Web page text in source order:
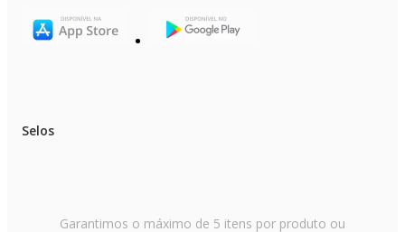
Selos
Garantimos o máximo de 5 itens por produto ou